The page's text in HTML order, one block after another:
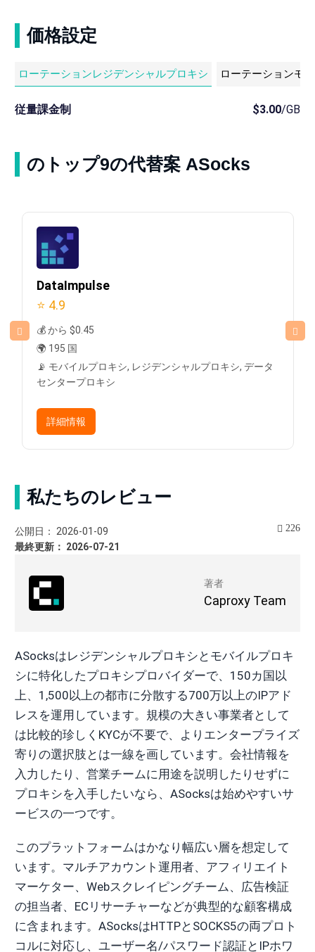
価格設定
ローテーションレジデンシャルプロキシ ローテーションモ
従量課金制 $3.00/GB
のトップ9の代替案 ASocks
DataImpulse
⭐ 4.9
💰 から $0.45
🌍 195 国
📡 モバイルプロキシ, レジデンシャルプロキシ, データ
センタープロキシ
詳細情報
私たちのレビュー
著者
Caproxy Team
公開日： 2026-01-09
最終更新： 2026-07-21
226
ASocksはレジデンシャルプロキシとモバイルプロキ
シに特化したプロキシプロバイダーで、150カ国以
上、1,500以上の都市に分散する700万以上のIPアド
レスを運用しています。規模の大きい事業者として
は比較的珍しくKYCが不要で、よりエンタープライズ
寄りの選択肢とは一線を画しています。会社情報を
入力したり、営業チームに用途を説明したりせずに
プロキシを入手したいなら、ASocksは始めやすいサ
ービスの一つです。
このプラットフォームはかなり幅広い層を想定して
います。マルチアカウント運用者、アフィリエイト
マーケター、Webスクレイピングチーム、広告検証
の担当者、ECリサーチャーなどが典型的な顧客構成
に含まれます。ASocksはHTTPとSOCKS5の両プロト
コルに対応し、ユーザー名/パスワード認証とIPホワ